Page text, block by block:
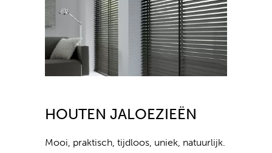
HOUTEN JALOEZIEËN
Mooi, praktisch, tijdloos, uniek, natuurlijk.